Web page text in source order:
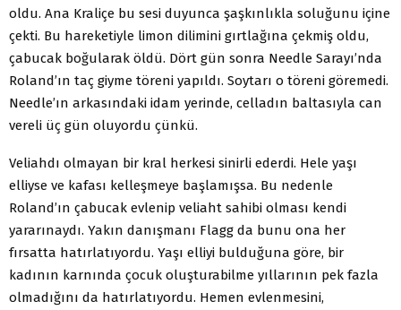
oldu. Ana Kraliçe bu sesi duyunca şaşkınlıkla soluğunu içine
çekti. Bu hareketiyle limon dilimini gırtlağına çekmiş oldu,
çabucak boğularak öldü. Dört gün sonra Needle Sarayı’nda
Roland’ın taç giyme töreni yapıldı. Soytarı o töreni göremedi.
Needle’ın arkasındaki idam yerinde, celladın baltasıyla can
vereli üç gün oluyordu çünkü.
Veliahdı olmayan bir kral herkesi sinirli ederdi. Hele yaşı
elliyse ve kafası kelleşmeye başlamışsa. Bu nedenle
Roland’ın çabucak evlenip veliaht sahibi olması kendi
yararınaydı. Yakın danışmanı Flagg da bunu ona her
fırsatta hatırlatıyordu. Yaşı elliyi bulduğuna göre, bir
kadının karnında çocuk oluşturabilme yıllarının pek fazla
olmadığını da hatırlatıyordu. Hemen evlenmesini,